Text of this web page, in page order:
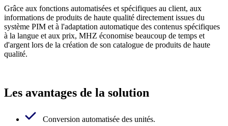
Grâce aux fonctions automatisées et spécifiques au client, aux
informations de produits de haute qualité directement issues du
système PIM et à l'adaptation automatique des contenus spécifiques
à la langue et aux prix, MHZ économise beaucoup de temps et
d'argent lors de la création de son catalogue de produits de haute
qualité.
Les avantages de la solution
Conversion automatisée des unités.